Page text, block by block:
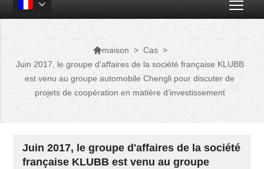

maison > Cas >
Juin 2017, le groupe d'affaires de la société française KLUBB
est venu au groupe automobile Chengli pour discuter de
projets de coopération en matière d'investissement
Juin 2017, le groupe d'affaires de la société
française KLUBB est venu au groupe